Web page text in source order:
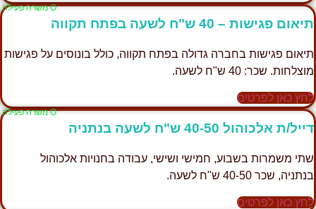
Ο משרה פעילה
תיאום פגישות – 40 ש"ח לשעה בפתח תקווה
תיאום פגישות בחברה גדולה בפתח תקווה, כולל בונוסים על פגישות
מוצלחות. שכר: 40 ש"ח לשעה.
לחץ כאן לפרטים
Ο משרה פעילה
דייל/ת אלכוהול 40-50 ש"ח לשעה בנתניה
שתי משמרות בשבוע, חמישי ושישי, עבודה בחנויות אלכוהול
בנתניה, שכר 40-50 ש"ח לשעה.
לחץ כאן לפרטים